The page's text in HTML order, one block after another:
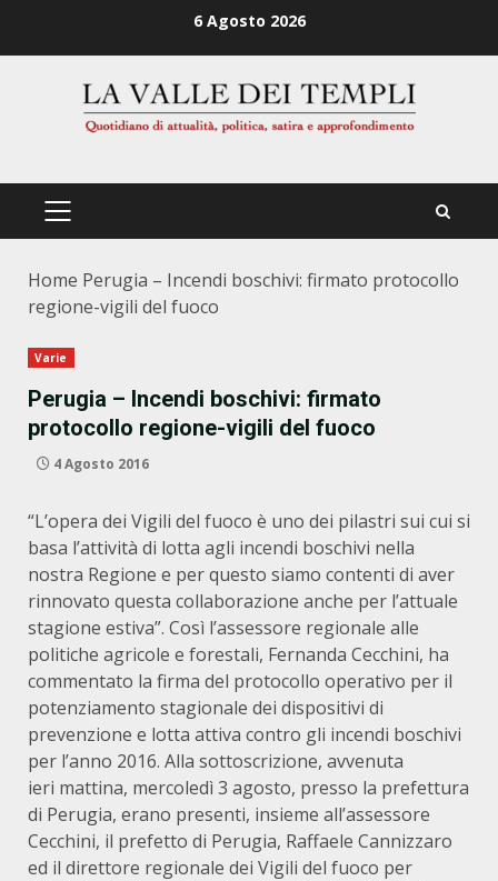
6 Agosto 2026
PRIMÄRES
Home Perugia – Incendi boschivi: firmato protocollo
regione-vigili del fuoco
Varie
Perugia – Incendi boschivi: firmato
protocollo regione-vigili del fuoco
4 Agosto 2016
“L’opera dei Vigili del fuoco è uno dei pilastri sui cui si
basa l’attività di lotta agli incendi boschivi nella
nostra Regione e per questo siamo contenti di aver
rinnovato questa collaborazione anche per l’attuale
stagione estiva”. Così l’assessore regionale alle
politiche agricole e forestali, Fernanda Cecchini, ha
commentato la firma del protocollo operativo per il
potenziamento stagionale dei dispositivi di
prevenzione e lotta attiva contro gli incendi boschivi
per l’anno 2016. Alla sottoscrizione, avvenuta
ieri mattina, mercoledì 3 agosto, presso la prefettura
di Perugia, erano presenti, insieme all’assessore
Cecchini, il prefetto di Perugia, Raffaele Cannizzaro
ed il direttore regionale dei Vigili del fuoco per